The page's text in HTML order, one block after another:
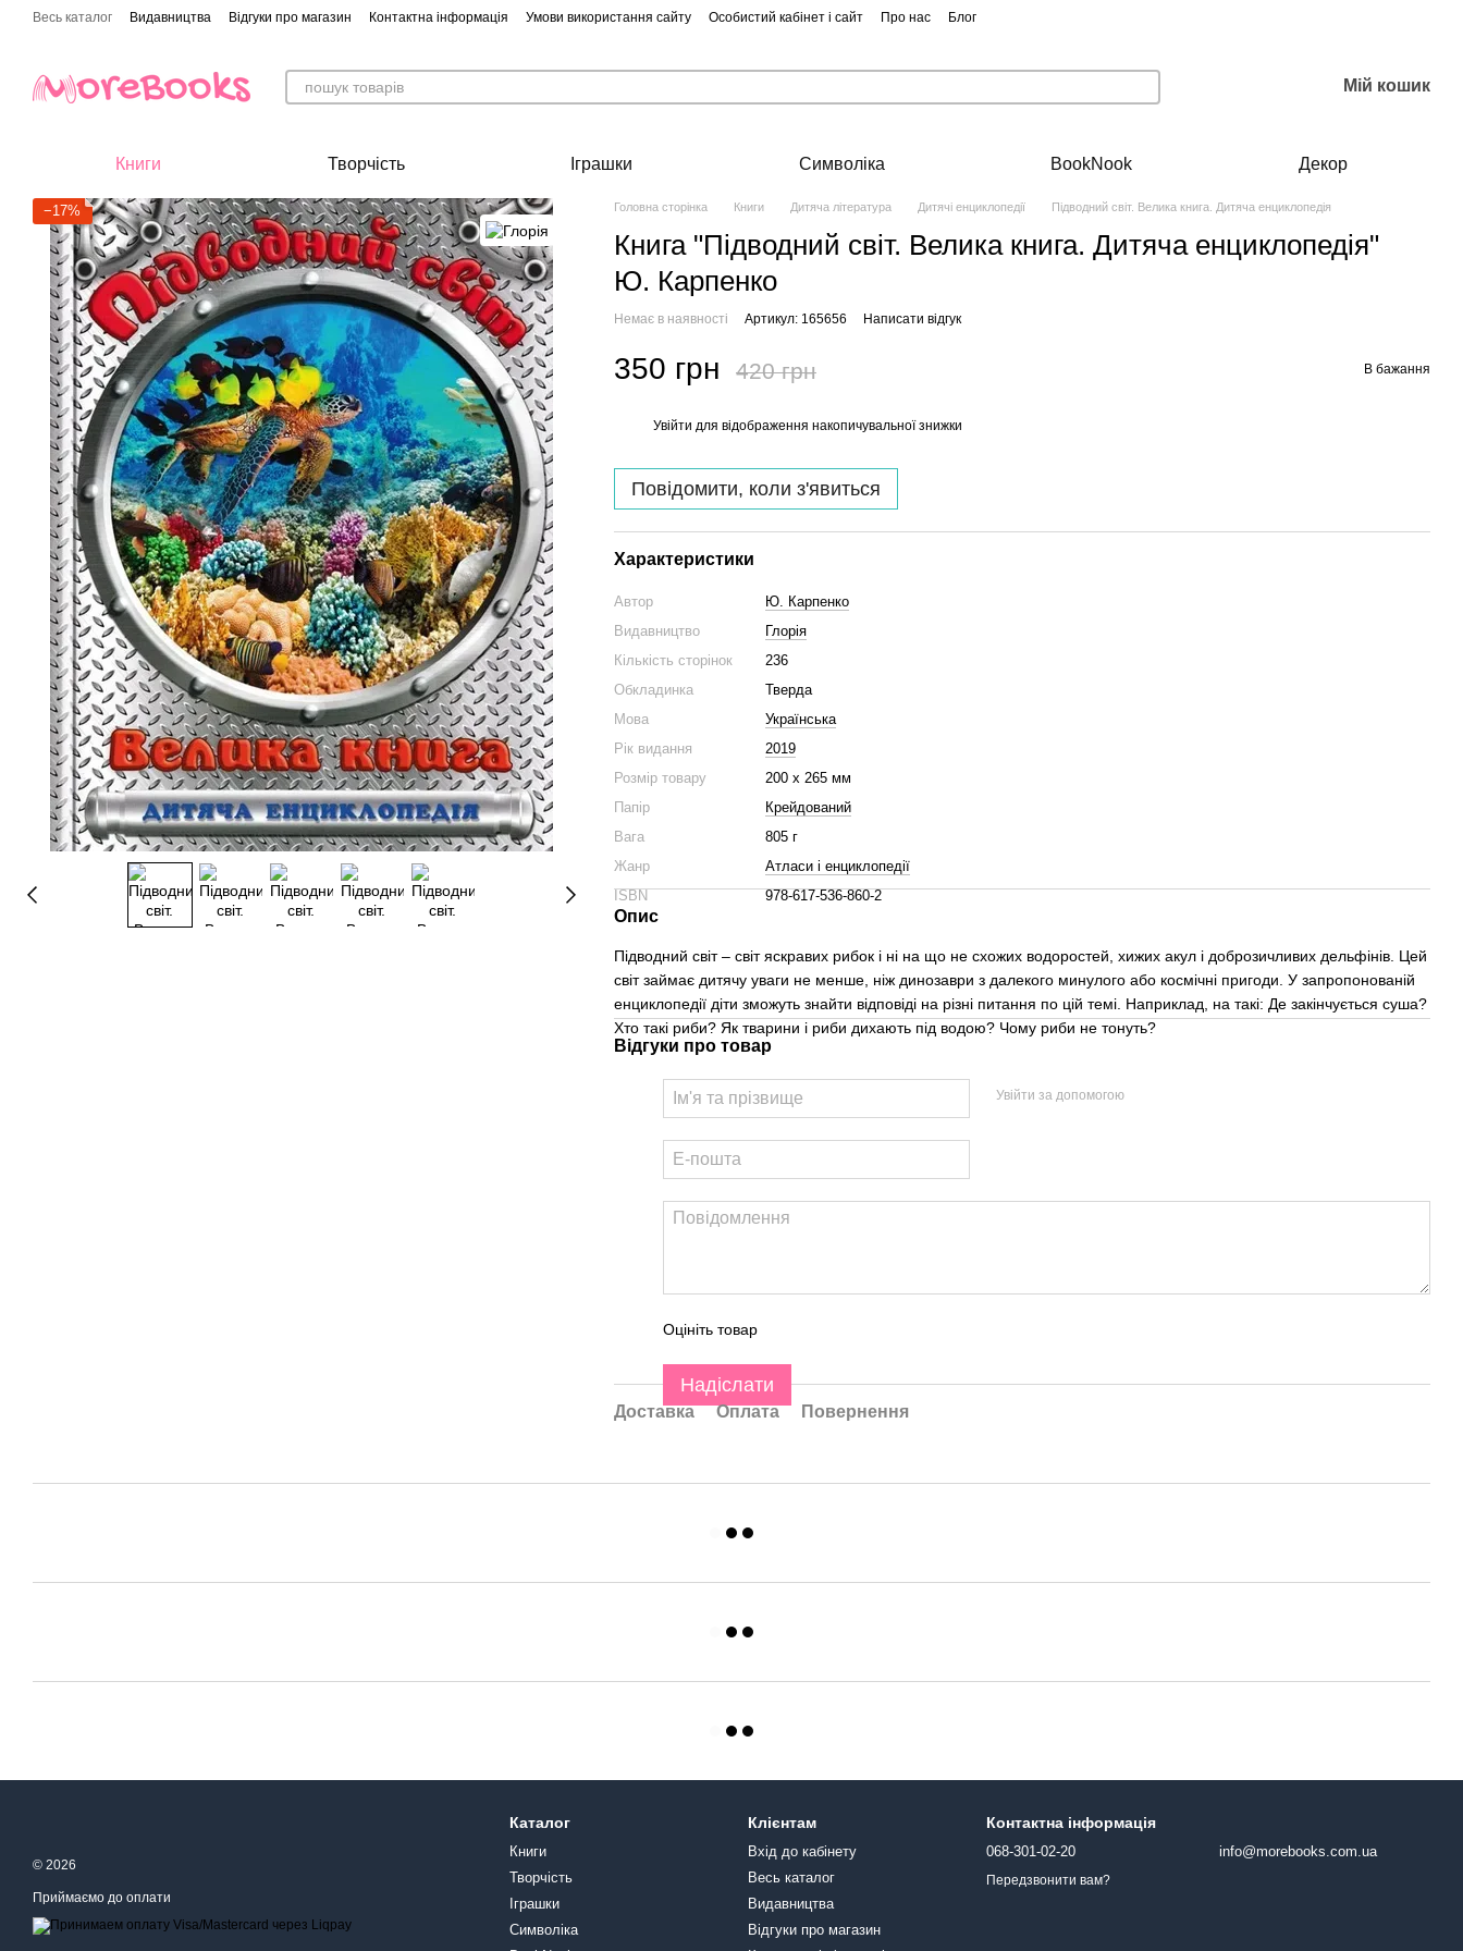
Перейти до основного контенту
Весь каталог Видавництва Відгуки про магазин Контактна інформація Умови використання сайту Особистий кабінет і сайт Про нас Блог
Мій кошик
Книги Творчість Іграшки Символіка BookNook Декор
−17% Головна сторінка Книги Дитяча література Дитячі енциклопедії Підводний світ. Велика книга. Дитяча енциклопедія
Книга "Підводний світ. Велика книга. Дитяча енциклопедія"
Ю. Карпенко
Немає в наявності Артикул: 165656 Написати відгук
350 грн 420 грн В бажання
Увійти для відображення накопичувальної знижки
Повідомити, коли з'явиться
Характеристики
Автор
Ю. Карпенко
Видавництво
Глорія
Кількість сторінок
236
Обкладинка
Тверда
Мова
Українська
Рік видання
2019
Розмір товару
200 x 265 мм
Папір
Крейдований
Вага
805 г
Жанр
Атласи і енциклопедії
ISBN
978-617-536-860-2
Опис
Підводний світ – світ яскравих рибок і ні на що не схожих водоростей, хижих акул і доброзичливих дельфінів. Цей
світ займає дитячу уваги не менше, ніж динозаври з далекого минулого або космічні пригоди. У запропонованій
енциклопедії діти зможуть знайти відповіді на різні питання по цій темі. Наприклад, на такі: Де закінчується суша?
Хто такі риби? Як тварини і риби дихають під водою? Чому риби не тонуть?
Відгуки про товар
Увійти за допомогою
Оцініть товар
Надіслати
Доставка Оплата Повернення
© 2026
Приймаємо до оплати
Каталог
Книги
Творчість
Іграшки
Символіка
Клієнтам
Вхід до кабінету
Весь каталог
Видавництва
Відгуки про магазин
Контактна інформація
068-301-02-20
Передзвонити вам?
info@morebooks.com.ua